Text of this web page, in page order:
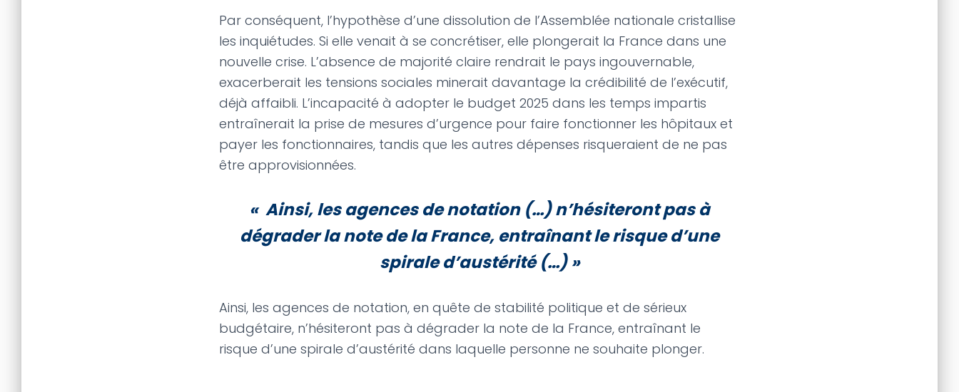
Par conséquent, l’hypothèse d’une dissolution de l’Assemblée nationale cristallise
les inquiétudes. Si elle venait à se concrétiser, elle plongerait la France dans une
nouvelle crise. L’absence de majorité claire rendrait le pays ingouvernable,
exacerberait les tensions sociales minerait davantage la crédibilité de l’exécutif,
déjà affaibli. L’incapacité à adopter le budget 2025 dans les temps impartis
entraînerait la prise de mesures d’urgence pour faire fonctionner les hôpitaux et
payer les fonctionnaires, tandis que les autres dépenses risqueraient de ne pas
être approvisionnées.
« Ainsi, les agences de notation (…) n’hésiteront pas à
dégrader la note de la France, entraînant le risque d’une
spirale d’austérité (…)»
Ainsi, les agences de notation, en quête de stabilité politique et de sérieux
budgétaire, n’hésiteront pas à dégrader la note de la France, entraînant le
risque d’une spirale d’austérité dans laquelle personne ne souhaite plonger.